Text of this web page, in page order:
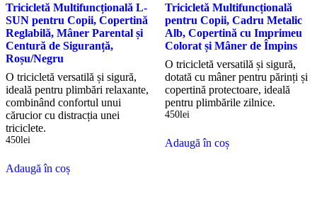
Tricicletă Multifuncțională L-
SUN pentru Copii, Copertină
Reglabilă, Mâner Parental și
Centură de Siguranță,
Roșu/Negru
O tricicletă versatilă și sigură,
ideală pentru plimbări relaxante,
combinând confortul unui
cărucior cu distracția unei
triciclete.
450lei
Adaugă în coș
Tricicletă Multifuncțională
pentru Copii, Cadru Metalic
Alb, Copertină cu Imprimeu
Colorat și Mâner de Împins
O tricicletă versatilă și sigură,
dotată cu mâner pentru părinți și
copertină protectoare, ideală
pentru plimbările zilnice.
450lei
Adaugă în coș